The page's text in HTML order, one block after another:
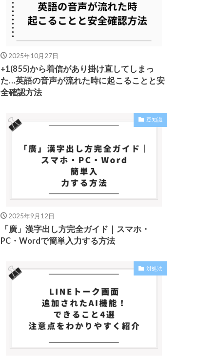
2025年10月27日
+1(855)から着信があり掛け直してしまっ
た…英語の音声が流れた時に起こることと安
全確認方法
豆知識
2025年9月12日
「廣」漢字出し方完全ガイド｜スマホ・
PC・Wordで簡単入力する方法
対処法